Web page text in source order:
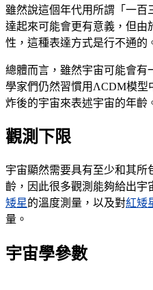
雖然說這個年代用所謂「一百
達起來可能會更有意義，但由
性，這種表達方式是行不通的
總體而言，雖然宇宙可能會有
學家們仍然習慣用ΛCDM模型
炸後的宇宙來表述宇宙的年齡
觀測下限
宇宙顯然需要具有至少和其
齡，因此很多觀測能夠給出宇
矮星的溫度測量，以及對紅矮
量。
宇宙學參數